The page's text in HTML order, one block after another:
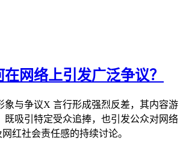
网络上引发广泛争议？
象与争议X 言行形成强烈反差，其内容游
既吸引特定受众追捧，也引发公众对网络
红社会责任感的持续讨论。